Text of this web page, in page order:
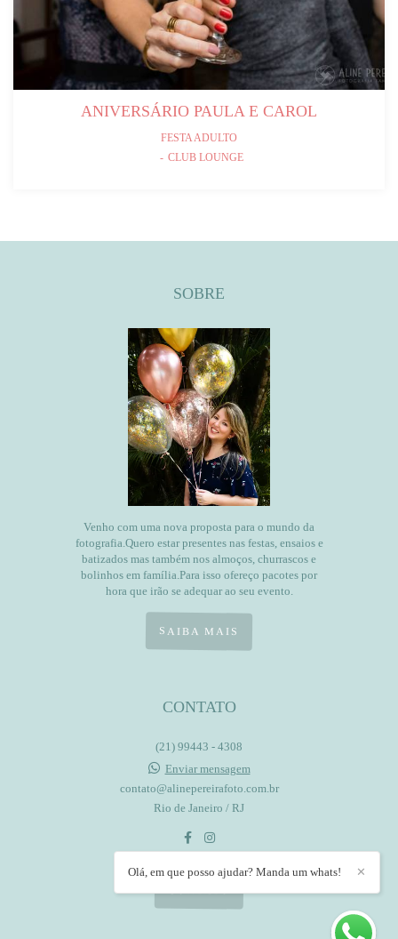
ANIVERSÁRIO PAULA E CAROL
FESTA ADULTO
CLUB LOUNGE
SOBRE
Venho com uma nova proposta para o mundo da
fotografia.Quero estar presentes nas festas, ensaios e
batizados mas também nos almoços, churrascos e
bolinhos em família.Para isso ofereço pacotes por
hora que irão se adequar ao seu evento.
SAIBA MAIS
CONTATO
(21) 99443 - 4308
Enviar mensagem
contato@alinepereirafoto.com.br
Rio de Janeiro / RJ
CONTATO
✕
Olá, em que posso ajudar? Manda um whats!